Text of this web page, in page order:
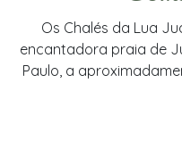
Os Chalés da Lua
encantadora praia de
Paulo, a